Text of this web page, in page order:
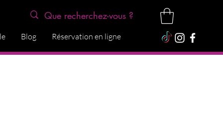
Blog Réservation en ligne